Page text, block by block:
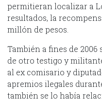
permitieran localizar a
resultados, la
millón de pesos.
También a fines de
de otro testigo y
al ex comisario y
apremios ilegales
también se lo había